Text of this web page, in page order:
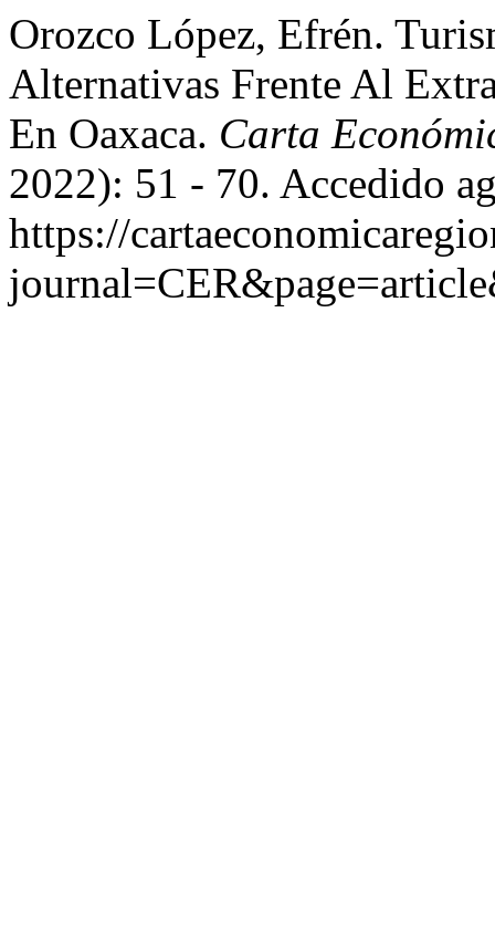
Orozco López, Efrén.
Alternativas Frente Al
En Oaxaca. Carta
2022): 51 - 70. Accedido
https://